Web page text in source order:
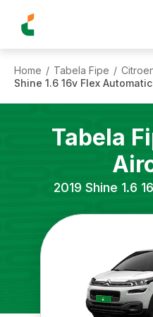
Home / Tabela Fipe /
Shine 1.6 16v Flex
Tabela
2019 Shine 1.6